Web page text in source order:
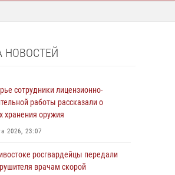
НОВОСТЕЙ
сотрудники лицензионно-
работы рассказали о
хранения оружия
2026, 23:07
росгвардейцы передали
врачам скорой